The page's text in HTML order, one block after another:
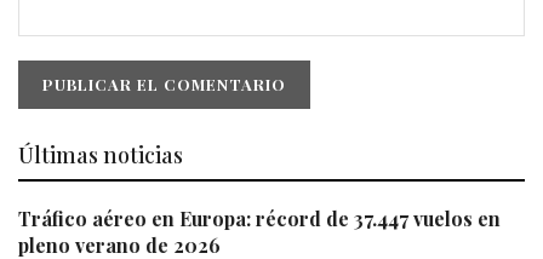
Últimas noticias
Tráfico aéreo en Europa: récord de 37.447 vuelos en
pleno verano de 2026